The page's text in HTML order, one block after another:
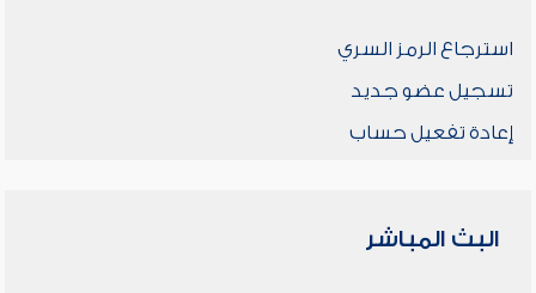
استرجاع الرمز السري
تسجيل عضو جديد
إعادة تفعيل حساب
البث المباشر